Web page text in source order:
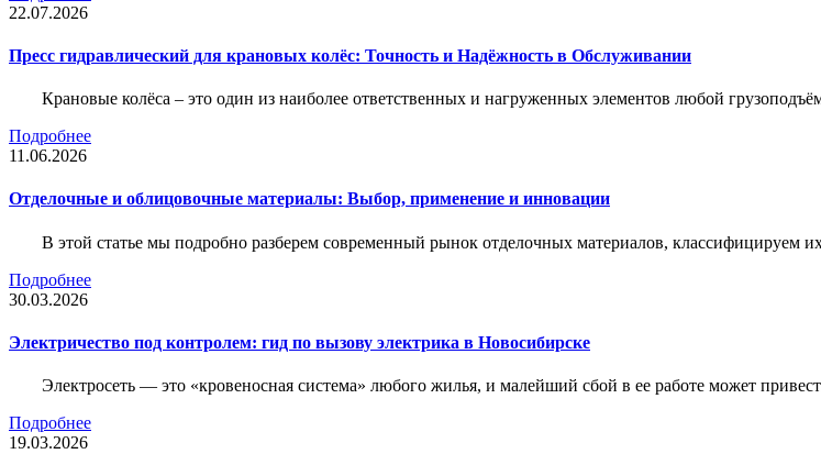
22.07.2026
Пресс гидравлический для крановых колёс: Точность и Надёжность в Обслуживании
Крановые колёса – это один из наиболее ответственных и нагруженных элементов любой
Подробнее
11.06.2026
Отделочные и облицовочные материалы: Выбор, применение и инновации
В этой статье мы подробно разберем современный рынок отделочных материалов, классифицируем
Подробнее
30.03.2026
Электричество под контролем: гид по вызову электрика в Новосибирске
Электросеть — это «кровеносная система» любого жилья, и малейший сбой в ее работе может
Подробнее
19.03.2026